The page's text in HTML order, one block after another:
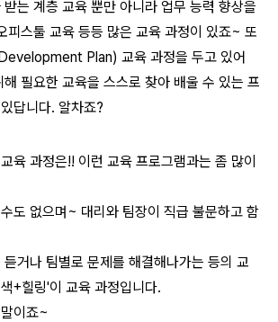
는 계층 교육 뿐만 아니라 업무 능력 향상을
피스툴 교육 등등 많은 교육 과정이 있죠~ 또
Plan) 교육 과정을 두고 있어
필요한 교육을 스스로 찾아 배울 수 있는 프
답니다. 알차죠?
육 과정은!! 이런 교육 프로그램과는 좀 많이
도 없으며~ 대리와 팀장이 직급 불문하고 함
거나 팀별로 문제를 해결해나가는 등의 교
+힐링'이 교육 과정입니다.
이죠~